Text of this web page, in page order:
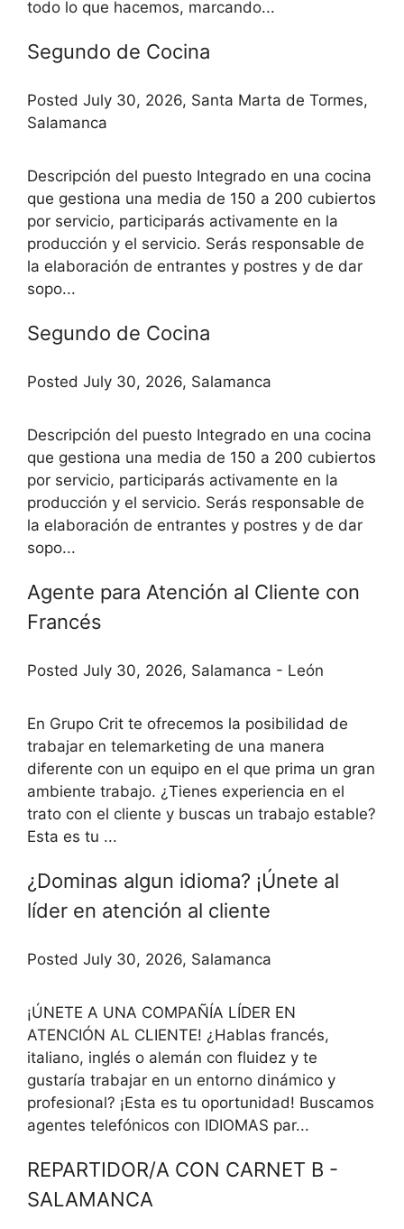
todo lo que hacemos, marcando...
Segundo de Cocina
Posted July 30, 2026, Santa Marta de Tormes,
Salamanca
Descripción del puesto Integrado en una cocina
que gestiona una media de 150 a 200 cubiertos
por servicio, participarás activamente en la
producción y el servicio. Serás responsable de
la elaboración de entrantes y postres y de dar
sopo...
Segundo de Cocina
Posted July 30, 2026, Salamanca
Descripción del puesto Integrado en una cocina
que gestiona una media de 150 a 200 cubiertos
por servicio, participarás activamente en la
producción y el servicio. Serás responsable de
la elaboración de entrantes y postres y de dar
sopo...
Agente para Atención al Cliente con
Francés
Posted July 30, 2026, Salamanca - León
En Grupo Crit te ofrecemos la posibilidad de
trabajar en telemarketing de una manera
diferente con un equipo en el que prima un gran
ambiente trabajo. ¿Tienes experiencia en el
trato con el cliente y buscas un trabajo estable?
Esta es tu ...
¿Dominas algun idioma? ¡Únete al
líder en atención al cliente
Posted July 30, 2026, Salamanca
¡ÚNETE A UNA COMPAÑÍA LÍDER EN
ATENCIÓN AL CLIENTE! ¿Hablas francés,
italiano, inglés o alemán con fluidez y te
gustaría trabajar en un entorno dinámico y
profesional? ¡Esta es tu oportunidad! Buscamos
agentes telefónicos con IDIOMAS par...
REPARTIDOR/A CON CARNET B -
SALAMANCA